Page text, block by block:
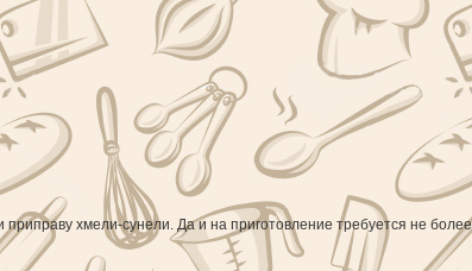
хмели-сунели. Да и на приготовление требуется не